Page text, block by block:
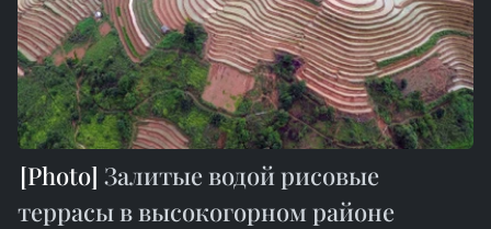
Залитые водой рисовые
террасы в высокогорном районе